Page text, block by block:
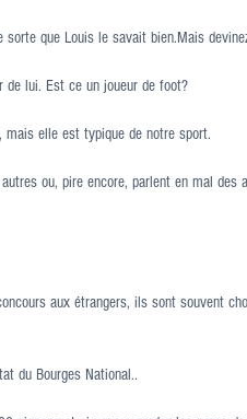
sorte que Louis le savait bien.Mais
de lui. Est ce un joueur de foot?
mais elle est typique de notre sport.
ou, pire encore, parlent en mal des
aux étrangers, ils sont souvent
du Bourges National..